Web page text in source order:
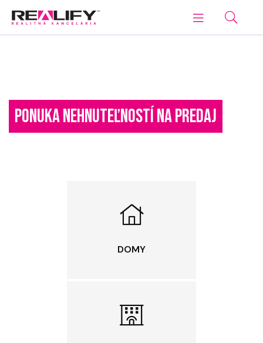
PONUKA NEHNUTEĽNOSTÍ NA PREDAJ
DOMY